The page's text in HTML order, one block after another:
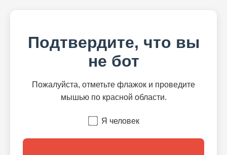
Подтвердите, что вы
не бот
Пожалуйста, отметьте флажок и проведите
мышью по красной области.
Я человек